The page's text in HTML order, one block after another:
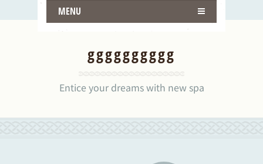
MENU
gggggggggg
Entice your dreams with new spa